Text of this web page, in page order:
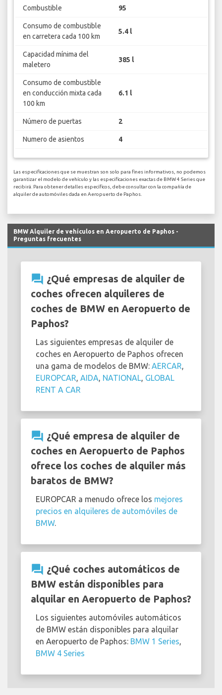
Combustible 95
Consumo de combustible
en carretera cada 100 km
5.4 l
Capacidad mínima del
maletero
385 l
Consumo de combustible
en conducción mixta cada
100 km
6.1 l
Número de puertas 2
Numero de asientos 4
Las especificaciones que se muestran son solo para fines informativos, no podemos
garantizar el modelo de vehículo y las especificaciones exactas de BMW 4 Series que
recibirá. Para obtener detalles específicos, debe consultar con la compañía de
alquiler de automóviles dada en Aeropuerto de Paphos.
BMW Alquiler de vehículos en Aeropuerto de Paphos -
Preguntas frecuentes
question_answer ¿Qué empresas de alquiler de
coches ofrecen alquileres de
coches de BMW en Aeropuerto de
Paphos?
Las siguientes empresas de alquiler de
coches en Aeropuerto de Paphos ofrecen
una gama de modelos de BMW: AERCAR
EUROPCAR AIDA NATIONAL
GLOBAL
RENT A CAR
question_answer ¿Qué empresa de alquiler de
coches en Aeropuerto de Paphos
ofrece los coches de alquiler más
baratos de BMW?
EUROPCAR a menudo ofrece los mejores
precios en alquileres de automóviles de
BMW.
question_answer ¿Qué coches automáticos de
BMW están disponibles para
alquilar en Aeropuerto de Paphos?
Los siguientes automóviles automáticos
de BMW están disponibles para alquilar
en Aeropuerto de Paphos: BMW 1 Series
BMW 4 Series